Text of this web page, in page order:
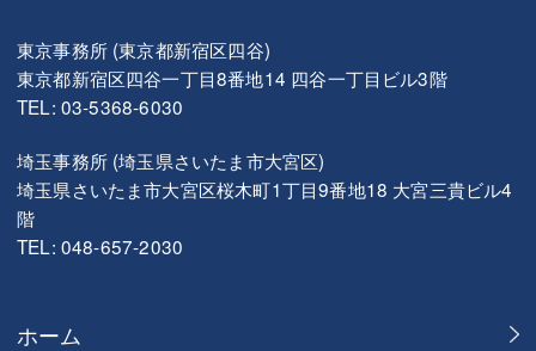
東京事務所 (東京都新宿区四谷)
東京都新宿区四谷一丁目8番地14 四谷一丁目ビル3階
TEL: 03-5368-6030
埼玉事務所 (埼玉県さいたま市大宮区)
埼玉県さいたま市大宮区桜木町1丁目9番地18 大宮三貴ビル4
階
TEL: 048-657-2030
ホーム